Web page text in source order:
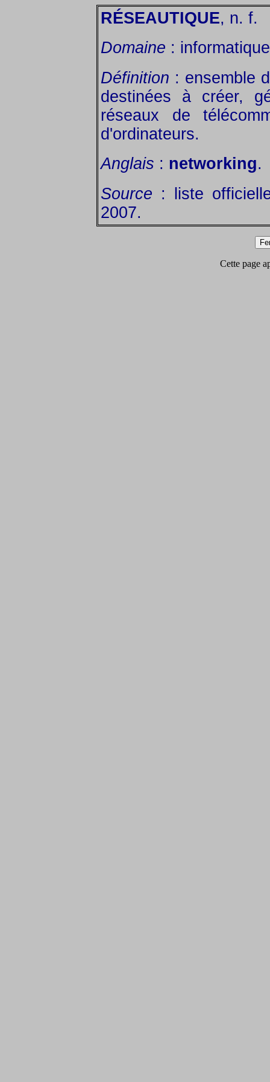
RÉSEAUTIQUE, n. f.
Domaine :
Définition : ensemble
destinées à créer,
réseaux de
d'ordinateurs.
Anglais : networking.
Source : liste
2007.
Cette page